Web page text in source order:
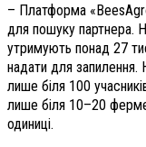
– Платформа
для пошуку партнера.
утримують понад 27
надати для
лише біля 100
лише біля 10–20
одиниці.